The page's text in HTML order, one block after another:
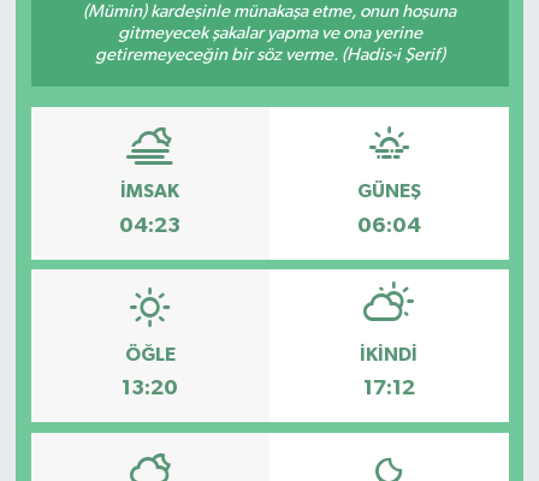
(Mümin) kardeşinle münakaşa etme, onun hoşuna
gitmeyecek şakalar yapma ve ona yerine
getiremeyeceğin bir söz verme. (Hadis-i Şerif)
İMSAK
04:23
GÜNEŞ
06:04
ÖĞLE
13:20
İKINDI
17:12